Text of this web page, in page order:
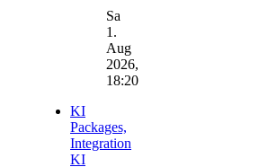
Beitrag
Sa
1.
Aug
2026,
18:20
KI
Packages,
Integration
KI